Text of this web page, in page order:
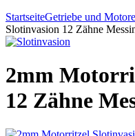
StartseiteGetriebe und
Slotinvasion 12 Zähne
2mm
12 Zähne